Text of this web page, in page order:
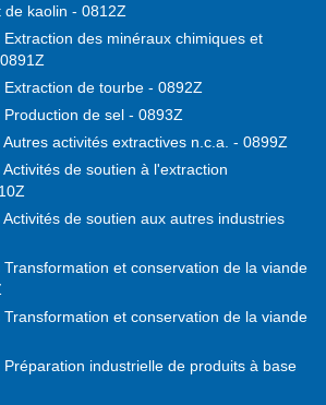
de kaolin - 0812Z
des minéraux chimiques et
de tourbe - 0892Z
de sel - 0893Z
activités extractives n.c.a. - 0899Z
de soutien à l'extraction
de soutien aux autres industries
et conservation de la viande
et conservation de la viande
industrielle de produits à base